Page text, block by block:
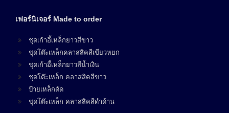
เฟอร์นิเจอร์ Made to order
ชุดเก้าอี้เหล็กยาวสีขาว
ชุดโต๊ะเหล็กคลาสสิคสีเขียวหยก
ชุดเก้าอี้เหล็กยาวสีน้ำเงิน
ชุดโต๊ะเหล็ก คลาสสิคสีขาว
ป้ายเหล็กดัด
ชุดโต๊ะเหล็ก คลาสสิคสีดำด้าน